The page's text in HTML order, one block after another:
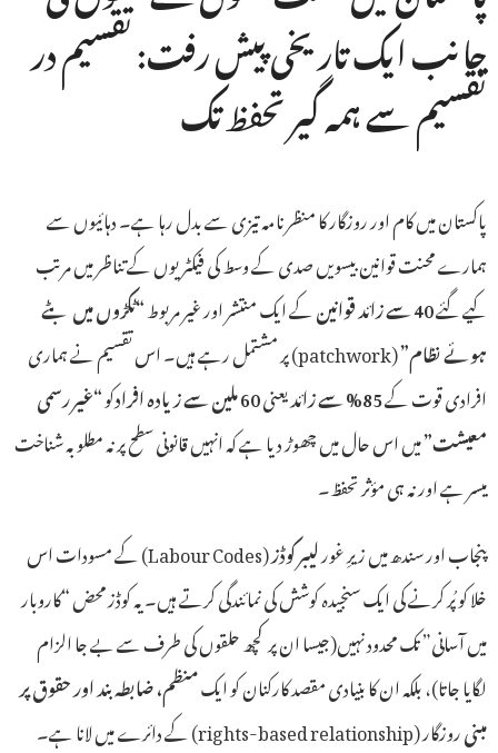
جانب ایک تاریخی پیش رفت: تقسیم در
تقسیم سے ہمہ گیر تحفظ تک
پاکستان میں کام اور روزگار کا منظرنامہ تیزی سے بدل رہا ہے۔ دہائیوں سے
ہمارے محنت قوانین بیسویں صدی کے وسط کی فیکٹریوں کے تناظر میں مرتب
کیے گئے40سے زائد قوانینکے ایک منتشر اور غیر مربوط“ٹکڑوں میں بٹے
ہوئے نظام”
(patchwork) پر مشتمل رہے ہیں۔ اس تقسیم نے ہماری
افرادی قوت کے85% سے زائدیعنی60ملین سے زیادہ افرادکو“غیر رسمی
معیشت”میں اس حال میں چھوڑ دیا ہے کہ انہیں قانونی سطح پر نہ مطلوبہ شناخت
میسر ہے اور نہ ہی مؤثر تحفظ۔
پنجاب اور سندھ میں زیرِ غورلیبر کوڈز
(Labour Codes) کے مسودات اس
خلا کو پُر کرنے کی ایک سنجیدہ کوشش کی نمائندگی کرتے ہیں۔ یہ کوڈز محض “کاروبار
میں آسانی” تک محدود نہیں(جیسا ان پر کچھ حلقوں کی طرف سے بے جا الزام
لگایا جاتا)، بلکہ ان کا بنیادی مقصد کارکنان کو ایکمنظم، ضابطہ بند اور حقوق پر
مبنیروزگار (rights-based relationship) کے دائرے میں لانا ہے۔